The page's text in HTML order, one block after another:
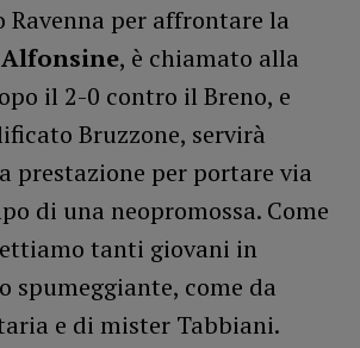
Ravenna per affrontare la
Alfonsine, è chiamato alla
il 2-0 contro il Breno, e
Bruzzone, servirà
prestazione per portare via
di una neopromossa. Come
tanti giovani in
spumeggiante, come da
e di mister Tabbiani.